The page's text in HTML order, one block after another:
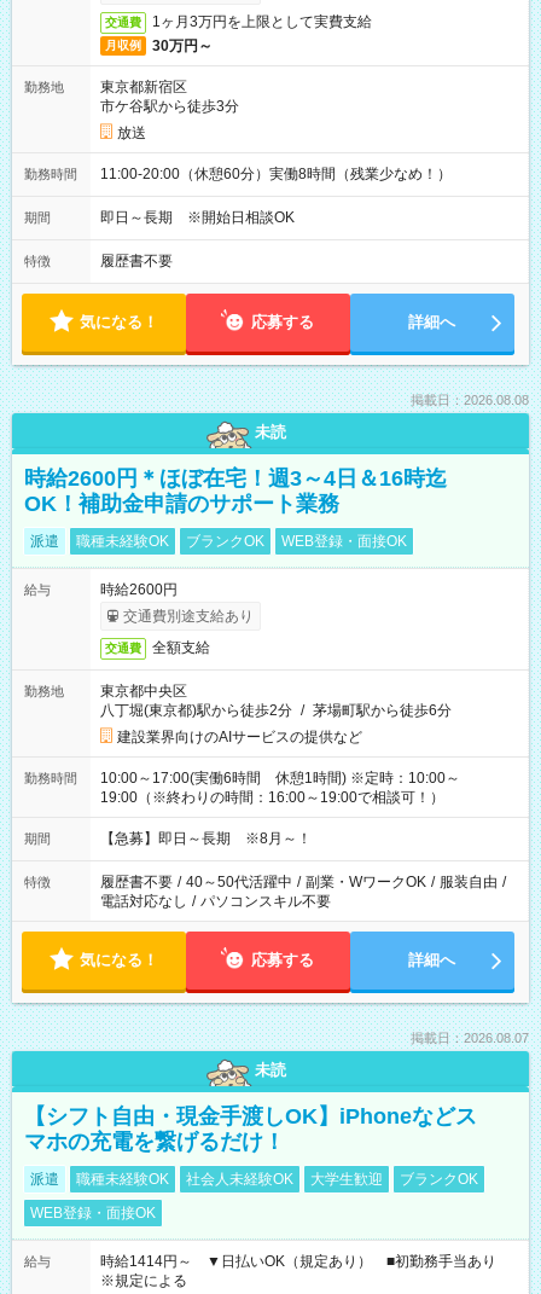
交通費 1ヶ月3万円を上限として実費支給
月収例 30万円～
勤務地
東京都新宿区
市ケ谷駅から徒歩3分
放送
勤務時間 11:00-20:00（休憩60分）実働8時間（残業少なめ！）
期間 即日～長期 ※開始日相談OK
特徴 履歴書不要
気になる！ 応募する 詳細へ
掲載日：2026.08.08
未読
時給2600円＊ほぼ在宅！週3～4日＆16時迄
OK！補助金申請のサポート業務
派遣 職種未経験OK ブランクOK WEB登録・面接OK
給与
時給2600円
交通費別途支給あり
交通費 全額支給
勤務地
東京都中央区
八丁堀(東京都)駅から徒歩2分 / 茅場町駅から徒歩6分
建設業界向けのAIサービスの提供など
勤務時間
10:00～17:00(実働6時間 休憩1時間) ※定時：10:00～
19:00（※終わりの時間：16:00～19:00で相談可！）
期間 【急募】即日～長期 ※8月～！
特徴 履歴書不要 / 40～50代活躍中 / 副業・WワークOK / 服装自由 /
電話対応なし / パソコンスキル不要
気になる！ 応募する 詳細へ
掲載日：2026.08.07
未読
【シフト自由・現金手渡しOK】iPhoneなどス
マホの充電を繋げるだけ！
派遣 職種未経験OK 社会人未経験OK 大学生歓迎
ブランクOK
WEB登録・面接OK
給与
時給1414円～ ▼日払いOK（規定あり） ■初勤務手当あり
※規定による